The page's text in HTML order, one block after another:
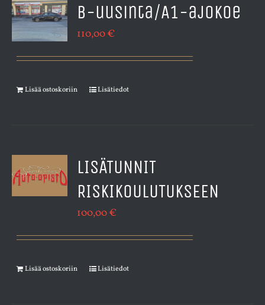
B-uusinta/A1-ajokoe
110,00€
Lisää ostoskoriin Lisätiedot
LISÄTUNNIT
RISKIKOULUTUKSEEN
100,00€
Lisää ostoskoriin Lisätiedot